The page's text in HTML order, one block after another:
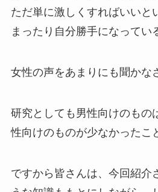
ただ単に激しくすればいいと
まったり自分勝手になってい
女性の声をあまりにも聞かな
研究としても男性向けのもの
性向けのものが少なかったこ
ですから皆さんは、今回紹介